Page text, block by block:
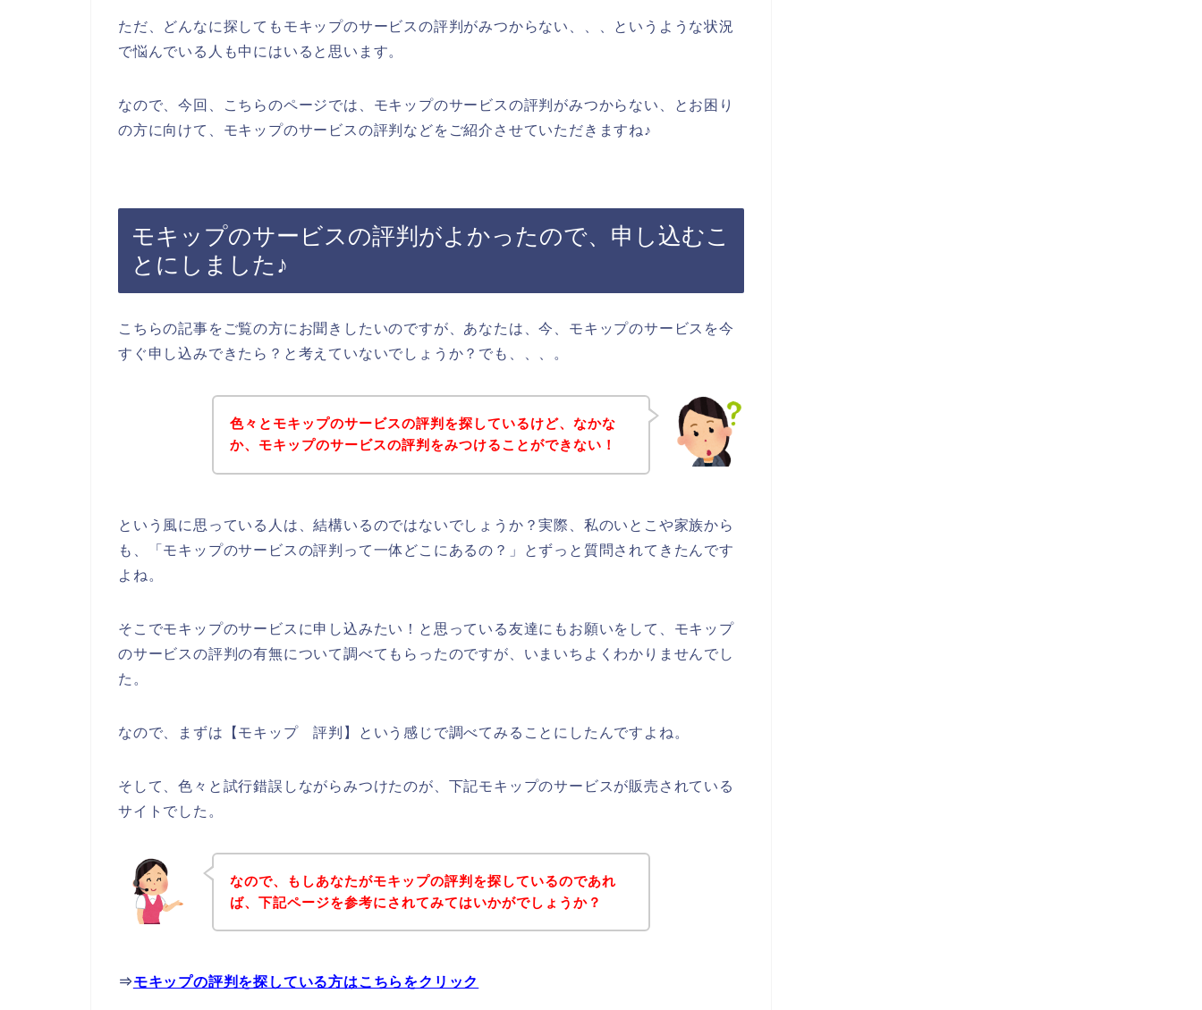
ただ、どんなに探してもモキップのサービスの評判がみつからない、、、というような状況
で悩んでいる人も中にはいると思います。
なので、今回、こちらのページでは、モキップのサービスの評判がみつからない、とお困り
の方に向けて、モキップのサービスの評判などをご紹介させていただきますね♪
モキップのサービスの評判がよかったので、申し込むこ
とにしました♪
こちらの記事をご覧の方にお聞きしたいのですが、あなたは、今、モキップのサービスを今
すぐ申し込みできたら？と考えていないでしょうか？でも、、、。
色々とモキップのサービスの評判を探しているけど、なかな
か、モキップのサービスの評判をみつけることができない！
という風に思っている人は、結構いるのではないでしょうか？実際、私のいとこや家族から
も、「モキップのサービスの評判って一体どこにあるの？」とずっと質問されてきたんです
よね。
そこでモキップのサービスに申し込みたい！と思っている友達にもお願いをして、モキップ
のサービスの評判の有無について調べてもらったのですが、いまいちよくわかりませんでし
た。
なので、まずは【モキップ 評判】という感じで調べてみることにしたんですよね。
そして、色々と試行錯誤しながらみつけたのが、下記モキップのサービスが販売されている
サイトでした。
なので、もしあなたがモキップの評判を探しているのであれ
ば、下記ページを参考にされてみてはいかがでしょうか？
⇒モキップの評判を探している方はこちらをクリック